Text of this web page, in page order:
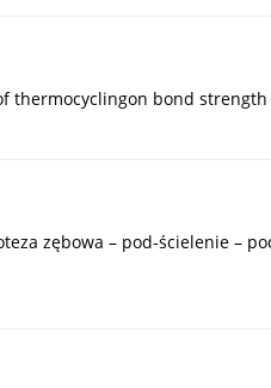
thermocyclingon bond
zębowa – pod-ścielenie –